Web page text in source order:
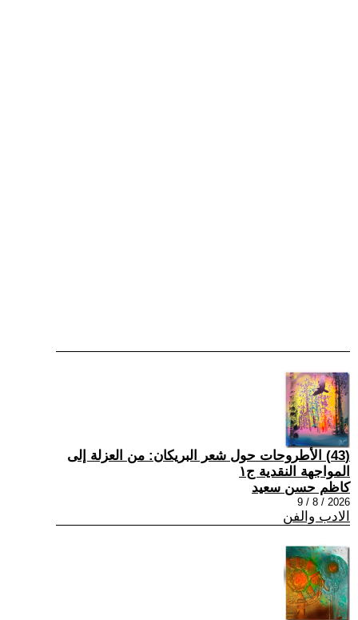
(43) الأطروحات حول شعر البريكان: من العزلة إلى
المواجهة النقدية ج١
كاظم حسن سعيد
2026 / 8 / 9
الادب والفن